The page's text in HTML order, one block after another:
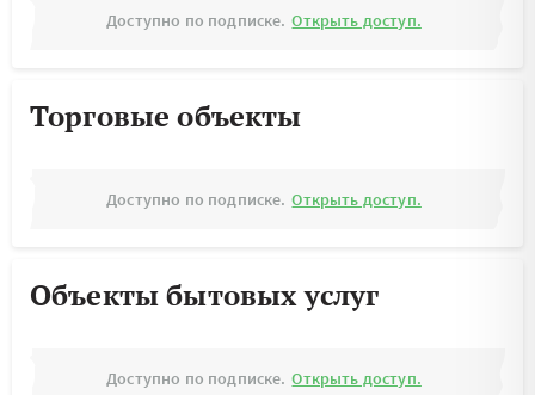
Доступно по подписке. Открыть доступ.
Торговые объекты
Доступно по подписке. Открыть доступ.
Объекты бытовых услуг
Доступно по подписке. Открыть доступ.